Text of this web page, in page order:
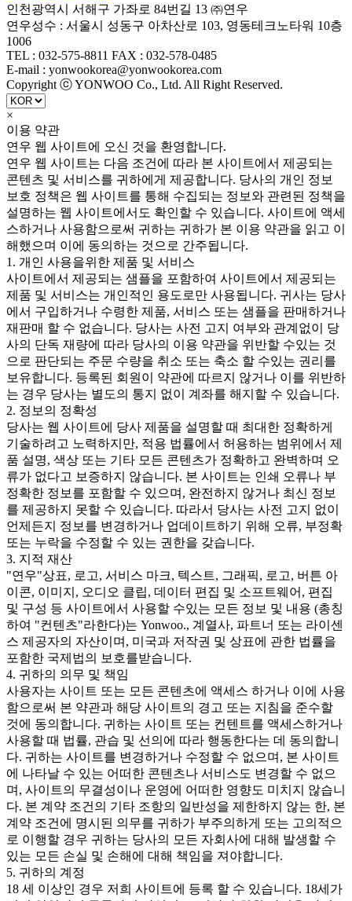
인천광역시 서해구 가좌로 84번길 13 ㈜연우
연우성수 : 서울시 성동구 아차산로 103, 영동테크노타워 10층
1006
TEL : 032-575-8811 FAX : 032-578-0485
E-mail : yonwookorea@yonwookorea.com
Copyright ⓒ YONWOO Co., Ltd. All Right Reserved.
×
이용 약관
연우 웹 사이트에 오신 것을 환영합니다.
연우 웹 사이트는 다음 조건에 따라 본 사이트에서 제공되는
콘텐츠 및 서비스를 귀하에게 제공합니다. 당사의 개인 정보
보호 정책은 웹 사이트를 통해 수집되는 정보와 관련된 정책을
설명하는 웹 사이트에서도 확인할 수 있습니다. 사이트에 액세
스하거나 사용함으로써 귀하는 귀하가 본 이용 약관을 읽고 이
해했으며 이에 동의하는 것으로 간주됩니다.
1. 개인 사용을위한 제품 및 서비스
사이트에서 제공되는 샘플을 포함하여 사이트에서 제공되는
제품 및 서비스는 개인적인 용도로만 사용됩니다. 귀사는 당사
에서 구입하거나 수령한 제품, 서비스 또는 샘플을 판매하거나
재판매 할 수 없습니다. 당사는 사전 고지 여부와 관계없이 당
사의 단독 재량에 따라 당사의 이용 약관을 위반할 수있는 것
으로 판단되는 주문 수량을 취소 또는 축소 할 수있는 권리를
보유합니다. 등록된 회원이 약관에 따르지 않거나 이를 위반하
는 경우 당사는 별도의 통지 없이 계좌를 해지할 수 있습니다.
2. 정보의 정확성
당사는 웹 사이트에 당사 제품을 설명할 때 최대한 정확하게
기술하려고 노력하지만, 적용 법률에서 허용하는 범위에서 제
품 설명, 색상 또는 기타 모든 콘텐츠가 정확하고 완벽하며 오
류가 없다고 보증하지 않습니다. 본 사이트는 인쇄 오류나 부
정확한 정보를 포함할 수 있으며, 완전하지 않거나 최신 정보
를 제공하지 못할 수 있습니다. 따라서 당사는 사전 고지 없이
언제든지 정보를 변경하거나 업데이트하기 위해 오류, 부정확
또는 누락을 수정할 수 있는 권한을 갖습니다.
3. 지적 재산
"연우"상표, 로고, 서비스 마크, 텍스트, 그래픽, 로고, 버튼 아
이콘, 이미지, 오디오 클립, 데이터 편집 및 소프트웨어, 편집
및 구성 등 사이트에서 사용할 수있는 모든 정보 및 내용 (총칭
하여 "컨텐츠"라한다)는 Yonwoo., 계열사, 파트너 또는 라이센
스 제공자의 자산이며, 미국과 저작권 및 상표에 관한 법률을
포함한 국제법의 보호를받습니다.
4. 귀하의 의무 및 책임
사용자는 사이트 또는 모든 콘텐츠에 액세스 하거나 이에 사용
함으로써 본 약관과 해당 사이트의 경고 또는 지침을 준수할
것에 동의합니다. 귀하는 사이트 또는 컨텐트를 액세스하거나
사용할 때 법률, 관습 및 선의에 따라 행동한다는 데 동의합니
다. 귀하는 사이트를 변경하거나 수정할 수 없으며, 본 사이트
에 나타날 수 있는 어떠한 콘텐츠나 서비스도 변경할 수 없으
며, 사이트의 무결성이나 운영에 어떠한 영향도 미치지 않습니
다. 본 계약 조건의 기타 조항의 일반성을 제한하지 않는 한, 본
계약 조건에 명시된 의무를 귀하가 부주의하게 또는 고의적으
로 이행할 경우 귀하는 당사의 모든 자회사에 대해 발생할 수
있는 모든 손실 및 손해에 대해 책임을 져야합니다.
5. 귀하의 계정
18 세 이상인 경우 저희 사이트에 등록 할 수 있습니다. 18세가